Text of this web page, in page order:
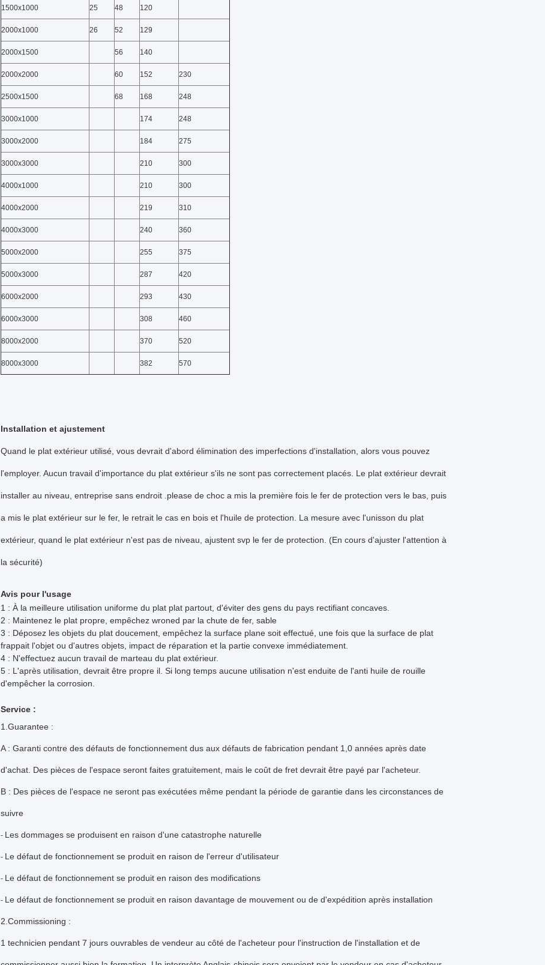
1500x1000 25 48 120
2000x1000 26 52 129
2000x1500 56 140
2000x2000 60 152 230
2500x1500 68 168 248
3000x1000 174 248
3000x2000 184 275
3000x3000 210 300
4000x1000 210 300
4000x2000 219 310
4000x3000 240 360
5000x2000 255 375
5000x3000 287 420
6000x2000 293 430
6000x3000 308 460
8000x2000 370 520
8000x3000 382 570
Installation et ajustement
Quand le plat extérieur utilisé, vous devrait d'abord élimination des imperfections d'installation, alors vous pouvez
l'employer. Aucun travail d'importance du plat extérieur s'ils ne sont pas correctement placés. Le plat extérieur devrait
installer au niveau, entreprise sans endroit .please de choc a mis la première fois le fer de protection vers le bas, puis
a mis le plat extérieur sur le fer, le retrait le cas en bois et l'huile de protection. La mesure avec l'unisson du plat
extérieur, quand le plat extérieur n'est pas de niveau, ajustent svp le fer de protection. (En cours d'ajuster l'attention à
la sécurité)
Avis pour l'usage
1 : À la meilleure utilisation uniforme du plat plat partout, d'éviter des gens du pays rectifiant concaves.
2 : Maintenez le plat propre, empêchez wroned par la chute de fer, sable
3 : Déposez les objets du plat doucement, empêchez la surface plane soit effectué, une fois que la surface de plat
frappait l'objet ou d'autres objets, impact de réparation et la partie convexe immédiatement.
4 : N'effectuez aucun travail de marteau du plat extérieur.
5 : L'après utilisation, devrait être propre il. Si long temps aucune utilisation n'est enduite de l'anti huile de rouille
d'empêcher la corrosion.
Service :
1.Guarantee :
A : Garanti contre des défauts de fonctionnement dus aux défauts de fabrication pendant 1,0 années après date
d'achat. Des pièces de l'espace seront faites gratuitement, mais le coût de fret devrait être payé par l'acheteur.
B : Des pièces de l'espace ne seront pas exécutées même pendant la période de garantie dans les circonstances de
suivre
- Les dommages se produisent en raison d'une catastrophe naturelle
- Le défaut de fonctionnement se produit en raison de l'erreur d'utilisateur
- Le défaut de fonctionnement se produit en raison des modifications
- Le défaut de fonctionnement se produit en raison davantage de mouvement ou de d'expédition après installation
2.Commissioning :
1 technicien pendant 7 jours ouvrables de vendeur au côté de l'acheteur pour l'instruction de l'installation et de